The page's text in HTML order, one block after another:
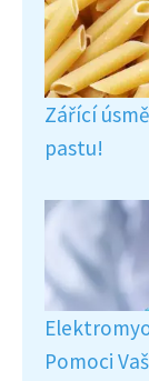
Zářící
pastu!
Pomoci